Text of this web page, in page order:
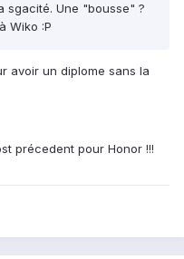
sgacité. Une "bousse" ?
Wiko :P
avoir un diplome sans la
précedent pour Honor !!!